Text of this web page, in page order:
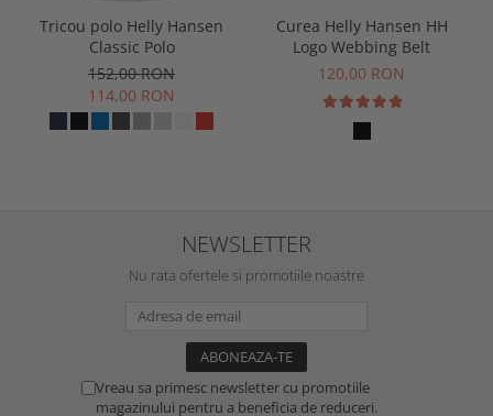
Tricou polo Helly Hansen
Classic Polo
152,00 RON
114,00 RON
Curea Helly Hansen HH
Logo Webbing Belt
120,00 RON
NEWSLETTER
Nu rata ofertele si promotiile noastre
Vreau sa primesc newsletter cu promotiile
magazinului pentru a beneficia de reduceri.